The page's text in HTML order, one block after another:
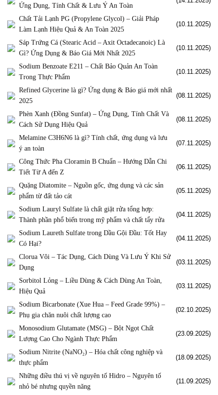
Ứng Dụng, Tính Chất & Lưu Ý An Toàn
Chất Tải Lạnh PG (Propylene Glycol) – Giải Pháp
Làm Lạnh Hiệu Quả & An Toàn 2025
(10.11.2025)
Sáp Trứng Cá (Stearic Acid – Axit Octadecanoic) Là
Gì? Ứng Dụng & Báo Giá Mới Nhất 2025
(10.11.2025)
Sodium Benzoate E211 – Chất Bảo Quản An Toàn
Trong Thực Phẩm
(10.11.2025)
Refined Glycerine là gì? Ứng dụng & Báo giá mới nhất
2025
(08.11.2025)
Phèn Xanh (Đồng Sunfat) – Ứng Dụng, Tính Chất Và
Cách Sử Dụng Hiệu Quả
(08.11.2025)
Melamine C3H6N6 là gì? Tính chất, ứng dụng và lưu
ý an toàn
(07.11.2025)
Công Thức Pha Cloramin B Chuẩn – Hướng Dẫn Chi
Tiết Từ A đến Z
(06.11.2025)
Quặng Diatomite – Nguồn gốc, ứng dụng và các sản
phẩm từ đất tảo cát
(05.11.2025)
Sodium Lauryl Sulfate là chất giặt rửa tổng hợp:
Thành phần phổ biến trong mỹ phẩm và chất tẩy rửa
(04.11.2025)
Sodium Laureth Sulfate trong Dầu Gội Đầu: Tốt Hay
Có Hại?
(04.11.2025)
Clorua Vôi – Tác Dụng, Cách Dùng Và Lưu Ý Khi Sử
Dụng
(03.11.2025)
Sorbitol Lỏng – Liều Dùng & Cách Dùng An Toàn,
Hiệu Quả
(03.11.2025)
Sodium Bicarbonate (Xue Hua – Feed Grade 99%) –
Phụ gia chăn nuôi chất lượng cao
(02.10.2025)
Monosodium Glutamate (MSG) – Bột Ngọt Chất
Lượng Cao Cho Ngành Thực Phẩm
(23.09.2025)
Sodium Nitrite (NaNO₂) – Hóa chất công nghiệp và
thực phẩm
(18.09.2025)
Những điều thú vị về nguyên tố Hidro – Nguyên tố
nhỏ bé nhưng quyền năng
(11.09.2025)